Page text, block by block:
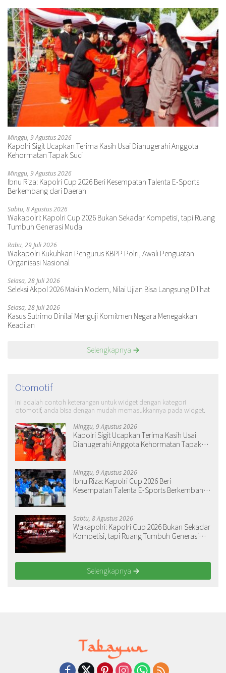
Minggu, 9 Agustus 2026
Kapolri Sigit Ucapkan Terima Kasih Usai Dianugerahi Anggota
Kehormatan Tapak Suci
Minggu, 9 Agustus 2026
Ibnu Riza: Kapolri Cup 2026 Beri Kesempatan Talenta E-Sports
Berkembang dari Daerah
Sabtu, 8 Agustus 2026
Wakapolri: Kapolri Cup 2026 Bukan Sekadar Kompetisi, tapi Ruang
Tumbuh Generasi Muda
Rabu, 29 Juli 2026
Wakapolri Kukuhkan Pengurus KBPP Polri, Awali Penguatan
Organisasi Nasional
Selasa, 28 Juli 2026
Seleksi Akpol 2026 Makin Modern, Nilai Ujian Bisa Langsung Dilihat
Selasa, 28 Juli 2026
Kasus Sutrimo Dinilai Menguji Komitmen Negara Menegakkan
Keadilan
Selengkapnya
Otomotif
Ini adalah contoh keterangan untuk widget dengan kategori
otomotif, anda bisa dengan mudah memasukkannya pada widget.
Minggu, 9 Agustus 2026
Kapolri Sigit Ucapkan Terima Kasih Usai
Dianugerahi Anggota Kehormatan Tapak
Minggu, 9 Agustus 2026
Ibnu Riza: Kapolri Cup 2026 Beri
Kesempatan Talenta E-Sports Berkembang
Sabtu, 8 Agustus 2026
Wakapolri: Kapolri Cup 2026 Bukan Sekadar
Kompetisi, tapi Ruang Tumbuh Generasi
Selengkapnya